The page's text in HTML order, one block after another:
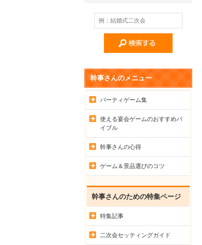
幹事さんのメニュー
パーティゲーム集
使える宴会ゲームのおすすめバ
イブル
幹事さんの心得
ゲーム＆景品選びのコツ
幹事さんのための特集ページ
特集記事
二次会セッティングガイド